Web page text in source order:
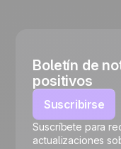
🍪
Boletín de
positivos
Suscribirse
Suscríbete para
actualizaciones